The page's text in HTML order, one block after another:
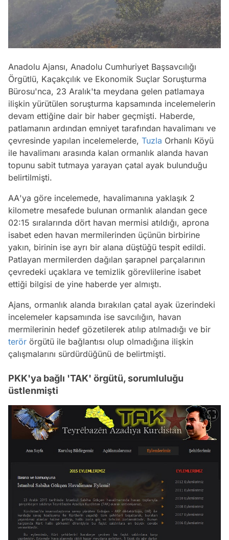
Anadolu Ajansı, Anadolu Cumhuriyet Başsavcılığı
Örgütlü, Kaçakçılık ve Ekonomik Suçlar Soruşturma
Bürosu'nca, 23 Aralık'ta meydana gelen patlamaya
ilişkin yürütülen soruşturma kapsamında incelemelerin
devam ettiğine dair bir haber geçmişti. Haberde,
patlamanın ardından emniyet tarafından havalimanı ve
çevresinde yapılan incelemelerde, Tuzla Orhanlı Köyü
ile havalimanı arasında kalan ormanlık alanda havan
topunu sabit tutmaya yarayan çatal ayak bulunduğu
belirtilmişti.
AA'ya göre incelemede, havalimanına yaklaşık 2
kilometre mesafede bulunan ormanlık alandan gece
02:15 sıralarında dört havan mermisi atıldığı, aprona
isabet eden havan mermilerinden üçünün birbirine
yakın, birinin ise ayrı bir alana düştüğü tespit edildi.
Patlayan mermilerden dağılan şarapnel parçalarının
çevredeki uçaklara ve temizlik görevlilerine isabet
ettiği bilgisi de yine haberde yer almıştı.
Ajans, ormanlık alanda bırakılan çatal ayak üzerindeki
incelemeler kapsamında ise savcılığın, havan
mermilerinin hedef gözetilerek atılıp atılmadığı ve bir
terör örgütü ile bağlantısı olup olmadığına ilişkin
çalışmalarını sürdürdüğünü de belirtmişti.
PKK'ya bağlı 'TAK' örgütü, sorumluluğu
üstlenmişti